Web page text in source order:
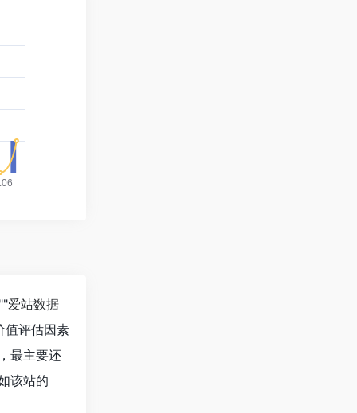
爱站数据
值评估因素
最主要还
该站的